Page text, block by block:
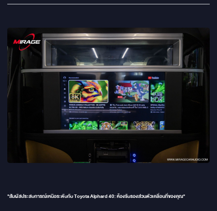
"สัมผัสประสบการณ์เหนือระดับกับ Toyota Alphard 40: ห้องรับรองส่วนตัวเคลื่อนที่ของคุณ"